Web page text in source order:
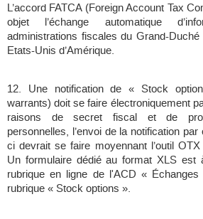
L’accord FATCA (Foreign Account Tax
objet l’échange automatique
administrations fiscales du Grand-
Etats-Unis d’Amérique.
12. Une notification de « Stock
warrants) doit se faire électroniquement
raisons de secret fiscal et de
personnelles, l’envoi de la notification
ci devrait se faire moyennant l’outil
Un formulaire dédié au format XLS est
rubrique en ligne de l'ACD «
rubrique « Stock options ».